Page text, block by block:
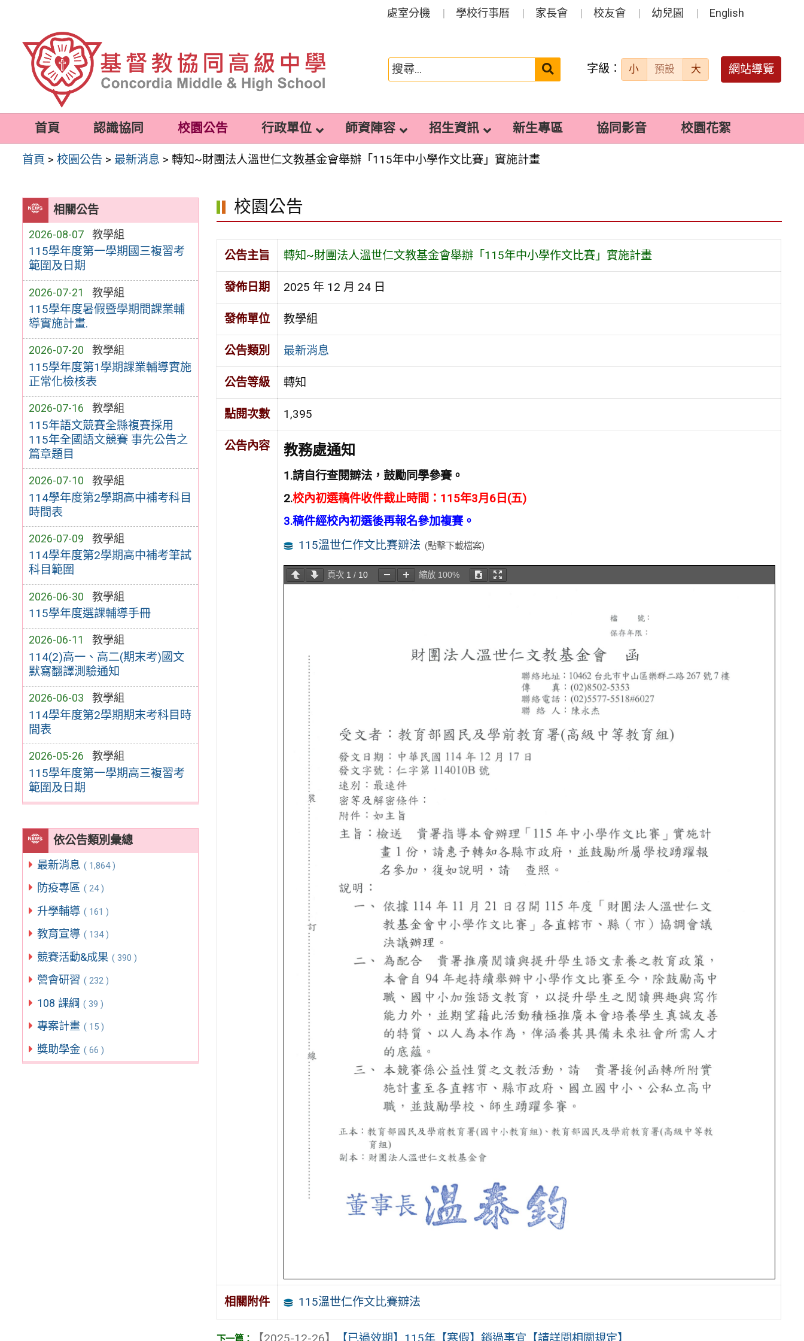
容
處室分機 學校行事曆 家長會 校友會 幼兒園 English
搜
送出 字級： 小 預設 大 網站導覽
首頁 認識協同 校園公告 行政單位 師資陣容 招生資訊 新生專區 協同影音 校園花絮
首頁 >校園公告 > 最新消息 >轉知~財團法人溫世仁文教基金會舉辦「115年中小學作文比賽」實施計畫
相關公告
2026-08-07 教學組
115學年度第一學期國三複習考
範圍及日期
2026-07-21 教學組
115學年度暑假暨學期間課業輔
導實施計畫.
2026-07-20 教學組
115學年度第1學期課業輔導實施
正常化檢核表
2026-07-16 教學組
115年語文競賽全縣複賽採用
115年全國語文競賽 事先公告之
篇章題目
2026-07-10 教學組
114學年度第2學期高中補考科目
時間表
2026-07-09 教學組
114學年度第2學期高中補考筆試
科目範圍
2026-06-30 教學組
115學年度選課輔導手冊
2026-06-11 教學組
114(2)高一、高二(期末考)國文
默寫翻譯測驗通知
2026-06-03 教學組
114學年度第2學期期末考科目時
間表
2026-05-26 教學組
115學年度第一學期高三複習考
範圍及日期
依公告類別彙總
最新消息 ( 1,864 )
防疫專區 ( 24 )
升學輔導 ( 161 )
教育宣導 ( 134 )
競賽活動&成果 ( 390 )
營會研習 ( 232 )
108 課綱 ( 39 )
專案計畫 ( 15 )
獎助學金 ( 66 )
校園公告
公告主旨 轉知~財團法人溫世仁文教基金會舉辦「115年中小學作文比賽」實施計畫
發佈日期 2025 年 12 月 24 日
發佈單位 教學組
公告類別 最新消息
公告等級 轉知
點閱次數 1,395
公告內容 教務處通知
1.請自行查閱辧法，鼓勵同學參賽。
2.校內初選稿件收件截止時間 ：115年3月6日(五)
3.稿件經校內初選後再報名參加複賽。
115溫世仁作文比賽辧法 (點擊下載檔案)
頁次 1 / 10 縮放 100%
相關附件 115溫世仁作文比賽辧法